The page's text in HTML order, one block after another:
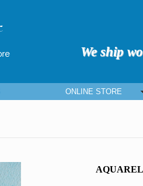
We ship
ONLINE STORE